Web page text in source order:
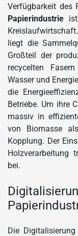
Verfügbarkeit des
Papierindustrie
liegt die
Großteil der
recycelten
Wasser und
die
Betriebe. Um ihre
massiv in
von Biomasse
Kopplung. Der
Holzverarbeitung
bei.
Die